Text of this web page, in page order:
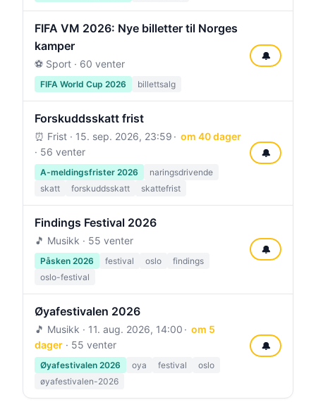
FIFA VM 2026: Nye billetter til Norges
kamper
⚽ Sport · 60 venter
FIFA World Cup 2026 billettsalg
🔔
Forskuddsskatt frist
⏰ Frist · 15. sep. 2026, 23:59
om 40 dager
· 56 venter
A-meldingsfrister 2026
naringsdrivende
skatt
forskuddsskatt skattefrist
🔔
Findings Festival 2026
🎵 Musikk · 55 venter
Påsken 2026 festival oslo
findings
oslo-festival
🔔
Øyafestivalen 2026
🎵 Musikk · 11. aug. 2026, 14:00
om 5
dager · 55 venter
Øyafestivalen 2026 oya festival
oslo
øyafestivalen-2026
🔔